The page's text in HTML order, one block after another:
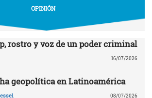
OPINIÓN
rostro y voz de un poder criminal
16/07/2026
geopolítica en Latinoamérica
08/07/2026